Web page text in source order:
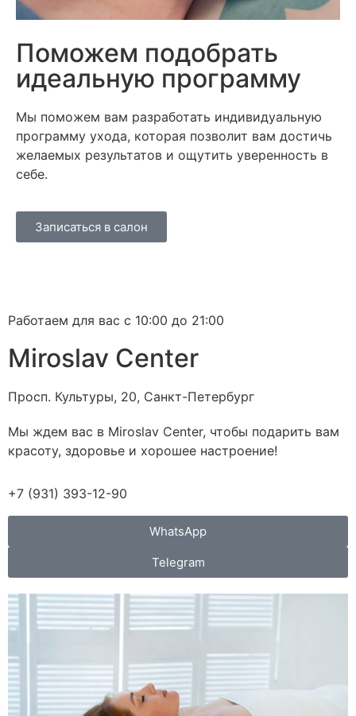
Поможем подобрать
идеальную программу
Мы поможем вам разработать индивидуальную
программу ухода, которая позволит вам достичь
желаемых результатов и ощутить уверенность в
себе.
Записаться в салон
Работаем для вас с 10:00 до 21:00
Miroslav Сenter
Просп. Культуры, 20, Санкт-Петербург
Мы ждем вас в Miroslav Сenter, чтобы подарить вам
красоту, здоровье и хорошее настроение!
+7 (931) 393-12-90
WhatsApp
Telegram